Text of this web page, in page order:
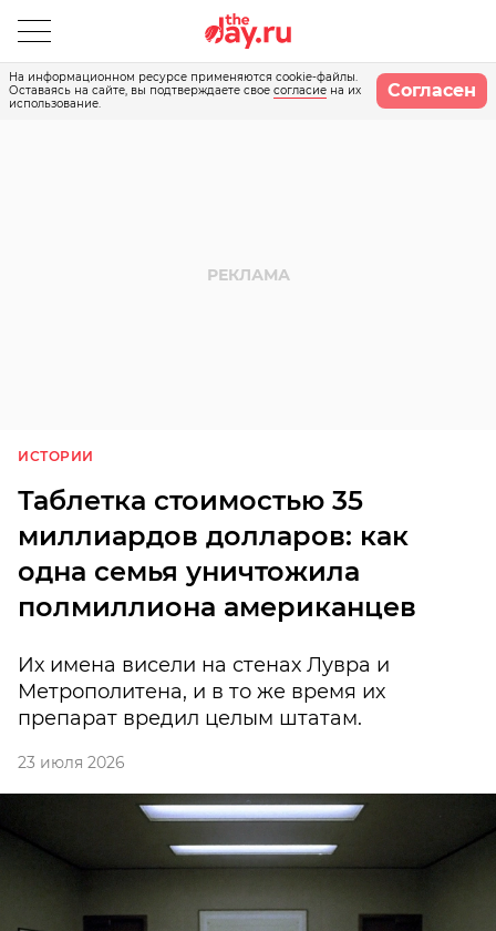
На информационном ресурсе применяются cookie-файлы.
Оставаясь на сайте, вы подтверждаете свое согласие на их
использование.
Согласен
ИСТОРИИ
Таблетка стоимостью 35
миллиардов долларов: как
одна семья уничтожила
полмиллиона американцев
Их имена висели на стенах Лувра и
Метрополитена, и в то же время их
препарат вредил целым штатам.
23 июля 2026